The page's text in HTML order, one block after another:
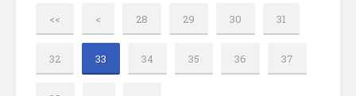
<< < 28 29 30 31
32 33 34 35 36 37